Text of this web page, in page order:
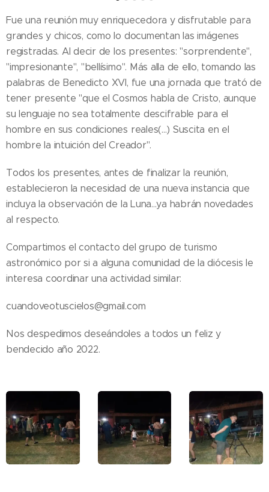
Fue una reunión muy enriquecedora y disfrutable para
grandes y chicos, como lo documentan las imágenes
registradas. Al decir de los presentes: "sorprendente",
"impresionante", "bellísimo". Más alla de ello, tomando las
palabras de Benedicto XVI, fue una jornada que trató de
tener presente "que el Cosmos habla de Cristo, aunque
su lenguaje no sea totalmente descifrable para el
hombre en sus condiciones reales(...) Suscita en el
hombre la intuición del Creador".
Todos los presentes, antes de finalizar la reunión,
establecieron la necesidad de una nueva instancia que
incluya la observación de la Luna...ya habrán novedades
al respecto.
Compartimos el contacto del grupo de turismo
astronómico por si a alguna comunidad de la diócesis le
interesa coordinar una actividad similar:
cuandoveotuscielos@gmail.com
Nos despedimos deseándoles a todos un feliz y
bendecido año 2022.